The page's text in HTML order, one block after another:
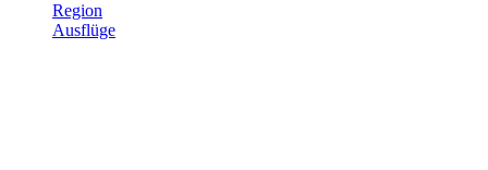
Region
Ausflüge